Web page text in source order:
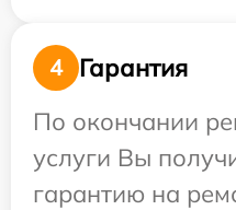
4
Гарантия
По окончании
услуги Вы
гарантию на